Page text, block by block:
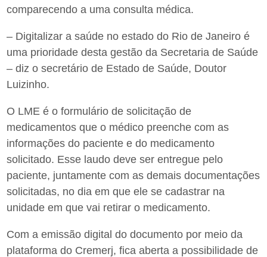
comparecendo a uma consulta médica.
– Digitalizar a saúde no estado do Rio de Janeiro é
uma prioridade desta gestão da Secretaria de Saúde
– diz o secretário de Estado de Saúde, Doutor
Luizinho.
O LME é o formulário de solicitação de
medicamentos que o médico preenche com as
informações do paciente e do medicamento
solicitado. Esse laudo deve ser entregue pelo
paciente, juntamente com as demais documentações
solicitadas, no dia em que ele se cadastrar na
unidade em que vai retirar o medicamento.
Com a emissão digital do documento por meio da
plataforma do Cremerj, fica aberta a possibilidade de